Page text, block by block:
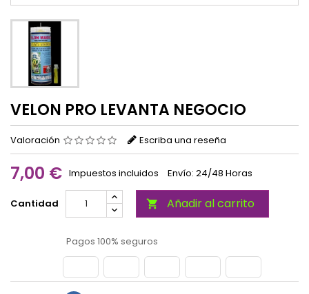
VELON PRO LEVANTA NEGOCIO
Valoración Escriba una reseña
7,00 € Impuestos incluidos Envío: 24/48 Horas
Cantidad  Añadir al carrito
Pagos 100% seguros